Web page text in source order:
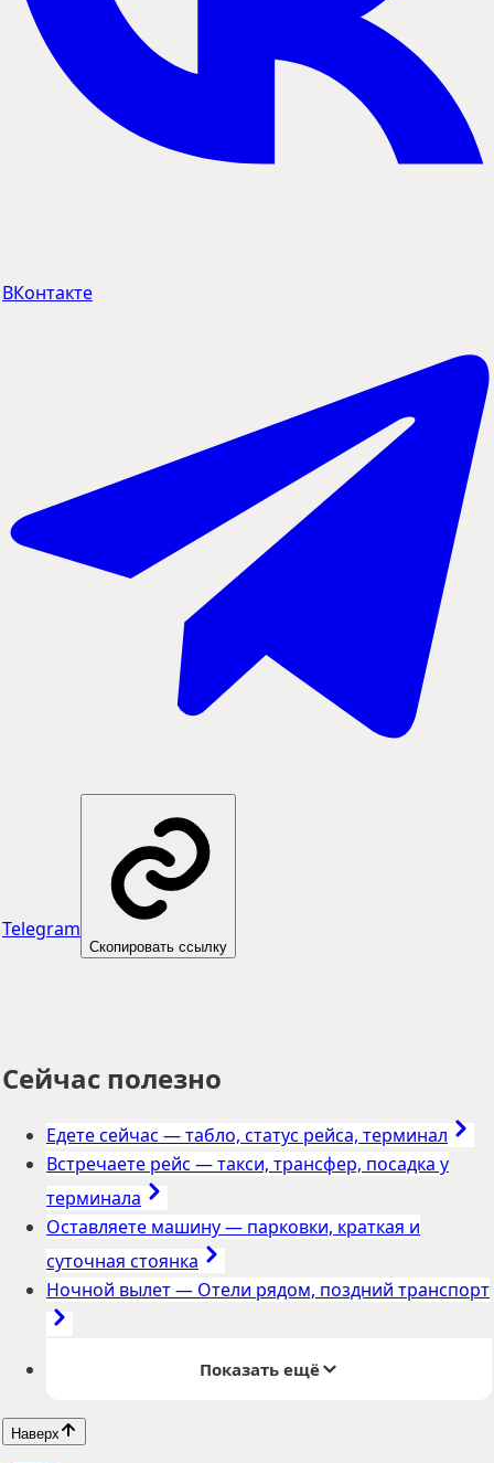
ВКонтакте
Telegram
Скопировать ссылку
Сейчас полезно
Едете сейчас —табло, статус рейса, терминал
Встречаете рейс —такси, трансфер, посадка у
терминала
Оставляете машину— парковки, краткая и
суточная стоянка
Ночной вылет— Отели рядом, поздний транспорт
Показать ещё
Наверх